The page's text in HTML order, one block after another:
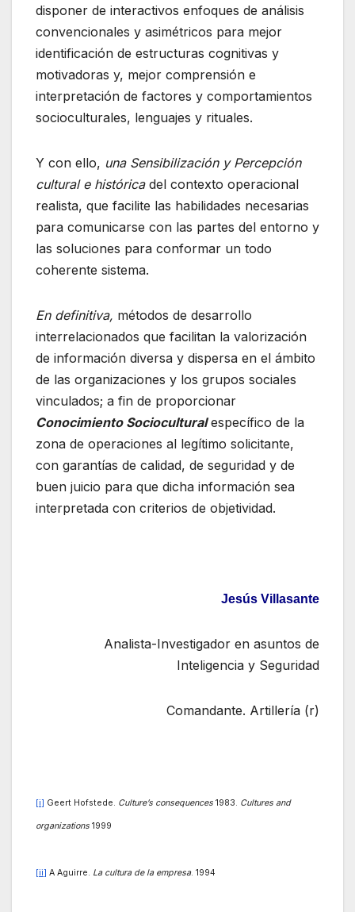
disponer de interactivos enfoques de análisis
convencionales y asimétricos para mejor
identificación de estructuras cognitivas y
motivadoras y, mejor comprensión e
interpretación de factores y comportamientos
socioculturales, lenguajes y rituales.
Y con ello, una Sensibilización y Percepción
cultural e históricadel contexto operacional
realista, que facilite las habilidades necesarias
para comunicarse con las partes del entorno y
las soluciones para conformar un todo
coherente sistema.
En definitiva, métodos de desarrollo
interrelacionados que facilitan la valorización
de información diversa y dispersa en el ámbito
de las organizaciones y los grupos sociales
vinculados; a fin de proporcionar
Conocimiento Socioculturalespecífico de la
zona de operaciones al legítimo solicitante,
con garantías de calidad, de seguridad y de
buen juicio para que dicha información sea
interpretada con criterios de objetividad.
Jesús Villasante
Analista-Investigador en asuntos de
Inteligencia y Seguridad
Comandante. Artillería (r)
[i] Geert Hofstede. Culture’s consequences 1983. Cultures and
organizations 1999
[ii] A Aguirre. La cultura de la empresa. 1994